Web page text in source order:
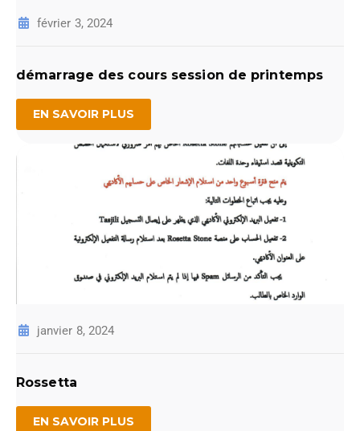
février 3, 2024
démarrage des cours session de printemps
EN SAVOIR PLUS
janvier 8, 2024
Rossetta
EN SAVOIR PLUS